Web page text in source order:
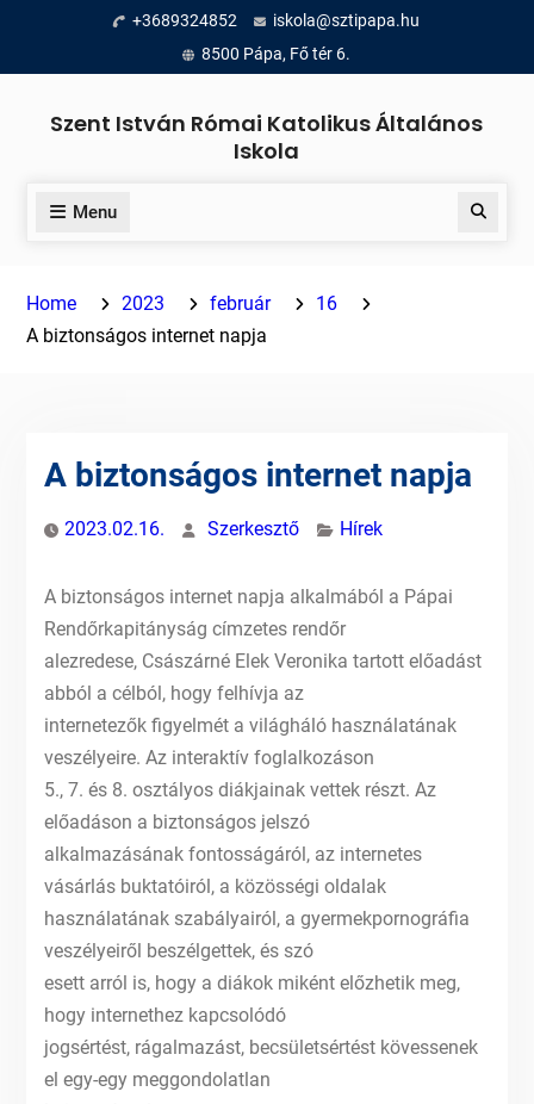
content
+3689324852
iskola@sztipapa.hu
8500 Pápa, Fő tér 6.
Szent István Római Katolikus Általános
Iskola
Menu Search
Home 2023 február
16
A biztonságos internet napja
A biztonságos internet napja
2023.02.16. Szerkesztő Hírek
A biztonságos internet napja alkalmából a Pápai
Rendőrkapitányság címzetes rendőr
alezredese, Császárné Elek Veronika tartott előadást
abból a célból, hogy felhívja az
internetezők figyelmét a világháló használatának
veszélyeire. Az interaktív foglalkozáson
5., 7. és 8. osztályos diákjainak vettek részt. Az
előadáson a biztonságos jelszó
alkalmazásának fontosságáról, az internetes
vásárlás buktatóiról, a közösségi oldalak
használatának szabályairól, a gyermekpornográfia
veszélyeiről beszélgettek, és szó
esett arról is, hogy a diákok miként előzhetik meg,
hogy internethez kapcsolódó
jogsértést, rágalmazást, becsületsértést kövessenek
el egy-egy meggondolatlan